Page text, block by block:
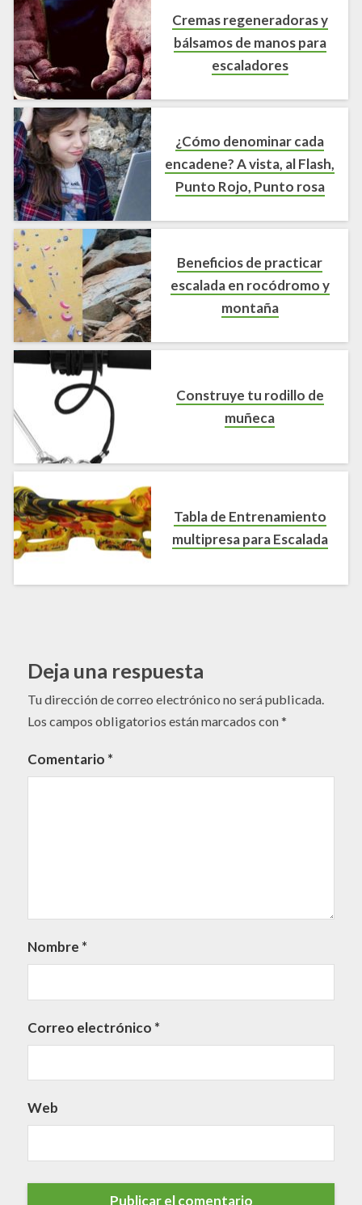
Cremas regeneradoras y
bálsamos de manos para
escaladores
¿Cómo denominar cada
encadene? A vista, al Flash,
Punto Rojo, Punto rosa
Beneficios de practicar
escalada en rocódromo y
montaña
Construye tu rodillo de
muñeca
Tabla de Entrenamiento
multipresa para Escalada
Deja una respuesta
Tu dirección de correo electrónico no será publicada.
Los campos obligatorios están marcados con*
Comentario *
Nombre *
Correo electrónico *
Web